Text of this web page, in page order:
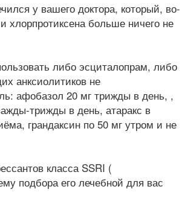
у вашего доктора, который, во-
хлорпротиксена больше ничего не
либо эсциталопрам, либо
анксиолитиков не
афобазол 20 мг трижды в день, ,
трижды в день, атаракс в
грандаксин по 50 мг утром и не
класса SSRI (
подбора его лечебной для вас